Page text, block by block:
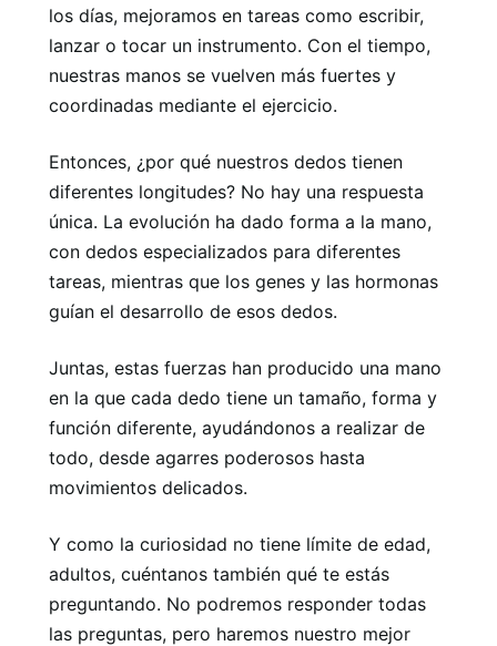
los días, mejoramos en tareas como escribir,
lanzar o tocar un instrumento. Con el tiempo,
nuestras manos se vuelven más fuertes y
coordinadas mediante el ejercicio.
Entonces, ¿por qué nuestros dedos tienen
diferentes longitudes? No hay una respuesta
única. La evolución ha dado forma a la mano,
con dedos especializados para diferentes
tareas, mientras que los genes y las hormonas
guían el desarrollo de esos dedos.
Juntas, estas fuerzas han producido una mano
en la que cada dedo tiene un tamaño, forma y
función diferente, ayudándonos a realizar de
todo, desde agarres poderosos hasta
movimientos delicados.
Y como la curiosidad no tiene límite de edad,
adultos, cuéntanos también qué te estás
preguntando. No podremos responder todas
las preguntas, pero haremos nuestro mejor